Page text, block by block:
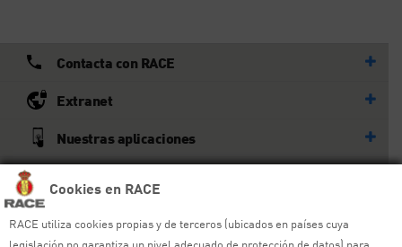
Cookies en RACE
RACE utiliza cookies propias y de terceros (ubicados en países cuya
legislación no garantiza un nivel adecuado de protección de datos) para
Contacta con RACE
Extranet
Nuestras aplicaciones
© RACE